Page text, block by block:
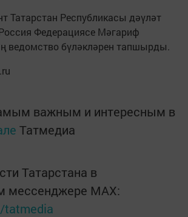
Татарстан Республикасы дәүләт
Федерациясе Мәгариф
ведомство бүләкләрен тапшырды.
важным и интересным в
Татмедиа
Татарстана в
мессенджере MАХ:
tatmedia